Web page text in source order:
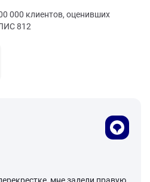
000 клиентов, оценивших
812
мне задели правую